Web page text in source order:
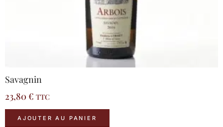
Savagnin
23,80€ TTC
AJOUTER AU PANIER